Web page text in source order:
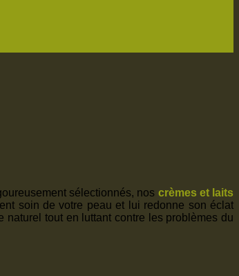
sélectionnés, nos crèmes et laits
soin de votre peau et lui redonne son éclat
tout en luttant contre les problèmes du